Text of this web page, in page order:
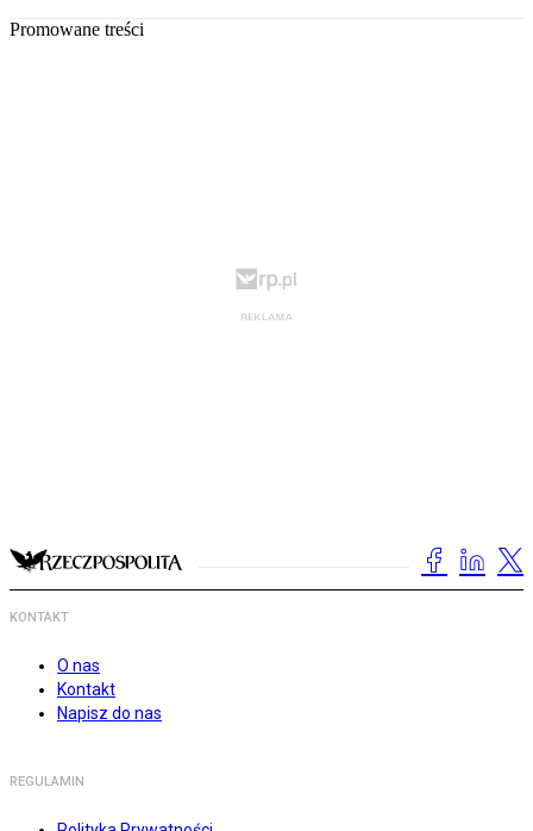
Promowane treści
KONTAKT
O nas
Kontakt
Napisz do nas
REGULAMIN